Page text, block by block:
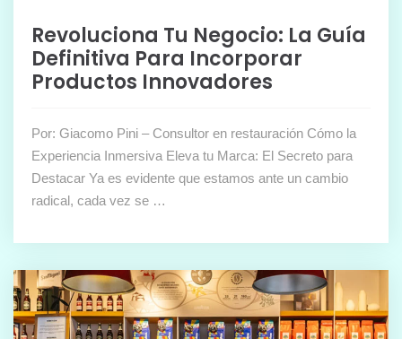
Revoluciona Tu Negocio: La Guía
Definitiva Para Incorporar
Productos Innovadores
Por: Giacomo Pini – Consultor en restauración Cómo la
Experiencia Inmersiva Eleva tu Marca: El Secreto para
Destacar Ya es evidente que estamos ante un cambio
radical, cada vez se …